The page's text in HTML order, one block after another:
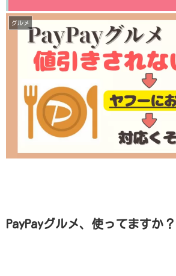
グルメ
PayPayグルメ、使ってますか？